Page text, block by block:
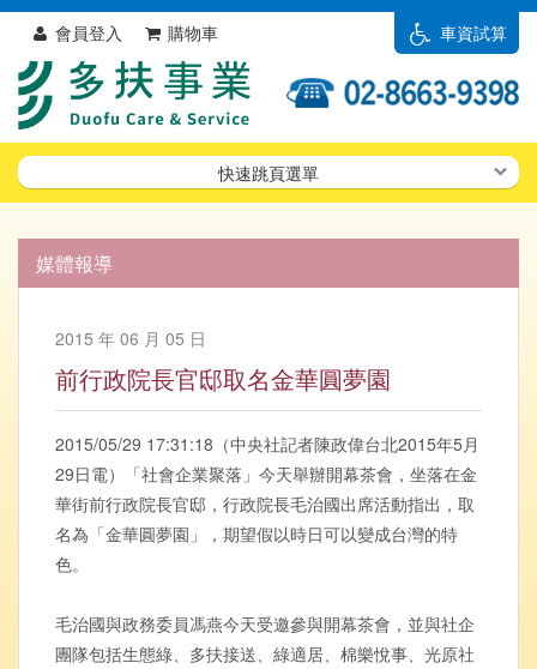
車資試算
會員登入 購物車
快速跳頁選單
媒體報導
2015 年 06 月 05 日
前行政院長官邸取名金華圓夢園
2015/05/29 17:31:18（中央社記者陳政偉台北2015年5月
29日電）「社會企業聚落」今天舉辦開幕茶會，坐落在金
華街前行政院長官邸，行政院長毛治國出席活動指出，取
名為「金華圓夢園」，期望假以時日可以變成台灣的特
色。
毛治國與政務委員馮燕今天受邀參與開幕茶會，並與社企
團隊包括生態綠、多扶接送、綠適居、棉樂悅事、光原社